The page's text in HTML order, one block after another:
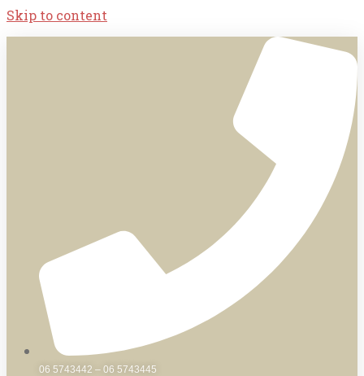
Skip to content
06 5743442 – 06 5743445